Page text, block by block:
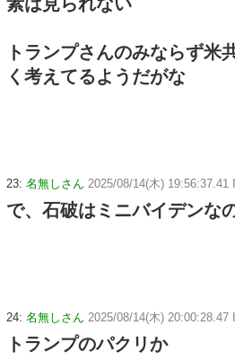
トランプさんのみならず米
く考えてるようだがな
23: 名無しさん 2025/08/14(木) 19:56:37.41
で、石破はミニバイデンな
24: 名無しさん 2025/08/14(木) 20:00:28.47
トランプのパクリか